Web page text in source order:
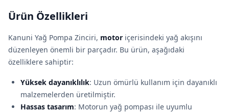
Ürün Özellikleri
Kanuni Yağ Pompa Zinciri, motor içerisindeki yağ akışını
düzenleyen önemli bir parçadır. Bu ürün, aşağıdaki
özelliklere sahiptir:
Yüksek dayanıklılık: Uzun ömürlü kullanım için dayanıklı
malzemelerden üretilmiştir.
Hassas tasarım: Motorun yağ pompası ile uyumlu